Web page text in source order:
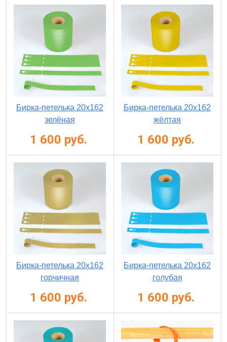
Бирка-петелька 20х162
зелёная
1 600 руб.
Бирка-петелька 20х162
жёлтая
1 600 руб.
Бирка-петелька 20х162
горчичная
1 600 руб.
Бирка-петелька 20х162
голубая
1 600 руб.